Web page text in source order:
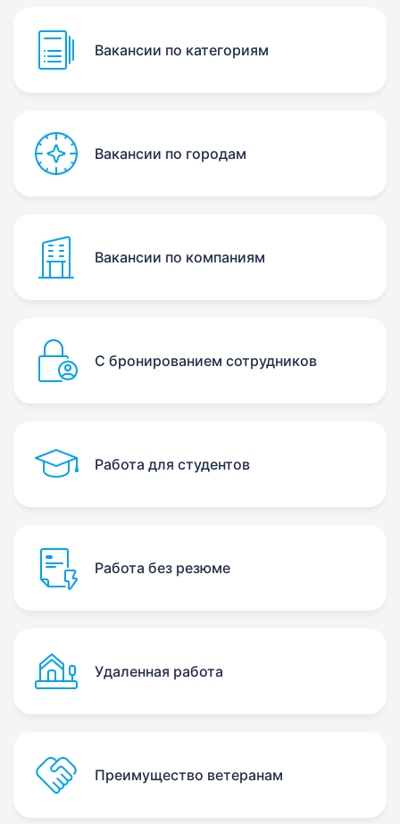
Вакансии по категориям
Вакансии по городам
Вакансии по компаниям
С бронированием сотрудников
Работа для студентов
Работа без резюме
Удаленная работа
Преимущество ветеранам